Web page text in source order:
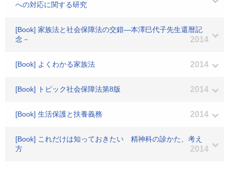
への対応に関する研究
[Book] 家族法と社会保障法の交錯―本澤巳代子先生還暦記
念－
2014
[Book] よくわかる家族法 2014
[Book] トピック社会保障法第8版 2014
[Book] 生活保護と扶養義務 2014
[Book] これだけは知っておきたい 精神科の診かた、考え
方
2014